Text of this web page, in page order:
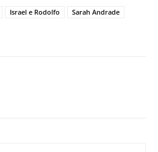
Israel e Rodolfo
Sarah Andrade